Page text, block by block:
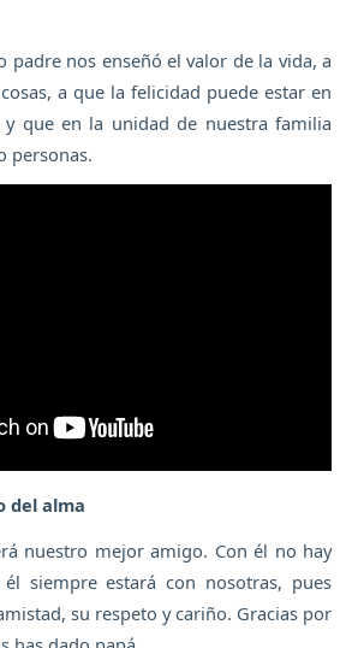
padre nos enseñó el valor de la vida, a
a que la felicidad puede estar en
que en la unidad de nuestra familia
personas.
del alma
nuestro mejor amigo. Con él no hay
siempre estará con nosotras, pues
su respeto y cariño. Gracias por